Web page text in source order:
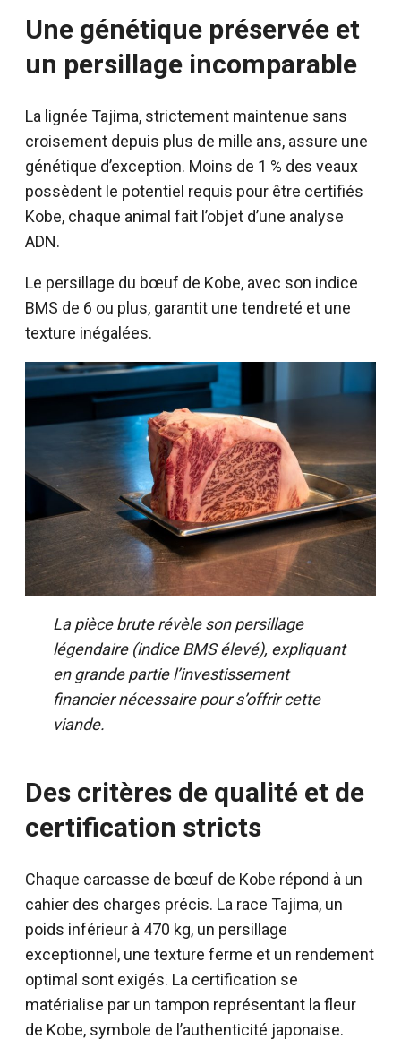
Une génétique préservée et
un persillage incomparable
La lignée Tajima, strictement maintenue sans
croisement depuis plus de mille ans, assure une
génétique d’exception. Moins de 1 % des veaux
possèdent le potentiel requis pour être certifiés
Kobe, chaque animal fait l’objet d’une analyse
ADN.
Le persillage du bœuf de Kobe, avec son indice
BMS de 6 ou plus, garantit une tendreté et une
texture inégalées.
La pièce brute révèle son persillage
légendaire (indice BMS élevé), expliquant
en grande partie l’investissement
financier nécessaire pour s’offrir cette
viande.
Des critères de qualité et de
certification stricts
Chaque carcasse de bœuf de Kobe répond à un
cahier des charges précis. La race Tajima, un
poids inférieur à 470 kg, un persillage
exceptionnel, une texture ferme et un rendement
optimal sont exigés. La certification se
matérialise par un tampon représentant la fleur
de Kobe, symbole de l’authenticité japonaise.